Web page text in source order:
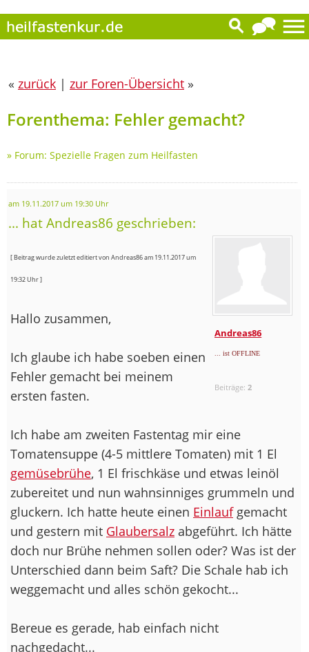
« zurück | zur Foren-Übersicht »
Forenthema: Fehler gemacht?
» Forum: Spezielle Fragen zum Heilfasten
am 19.11.2017 um 19:30 Uhr
... hat Andreas86 geschrieben:
Andreas86
... ist OFFLINE
Beiträge: 2
[ Beitrag wurde zuletzt editiert von Andreas86 am 19.11.2017 um
19:32 Uhr ]
Hallo zusammen,
Ich glaube ich habe soeben einen
Fehler gemacht bei meinem
ersten fasten.
Ich habe am zweiten Fastentag mir eine
Tomatensuppe (4-5 mittlere Tomaten) mit 1 El
gemüsebrühe, 1 El frischkäse und etwas leinöl
zubereitet und nun wahnsinniges grummeln und
gluckern. Ich hatte heute einen Einlaufgemacht
und gestern mit Glaubersalz abgeführt. Ich hätte
doch nur Brühe nehmen sollen oder? Was ist der
Unterschied dann beim Saft? Die Schale hab ich
weggemacht und alles schön gekocht...
Bereue es gerade, hab einfach nicht
nachgedacht...